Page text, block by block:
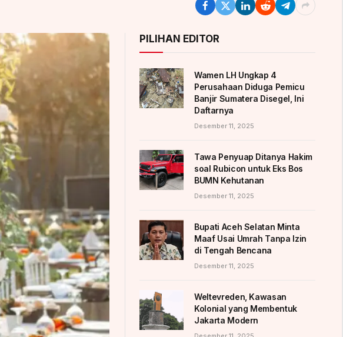
PILIHAN EDITOR
Wamen LH Ungkap 4
Perusahaan Diduga Pemicu
Banjir Sumatera Disegel, Ini
Daftarnya
Desember 11, 2025
Tawa Penyuap Ditanya Hakim
soal Rubicon untuk Eks Bos
BUMN Kehutanan
Desember 11, 2025
Bupati Aceh Selatan Minta
Maaf Usai Umrah Tanpa Izin
di Tengah Bencana
Desember 11, 2025
Weltevreden, Kawasan
Kolonial yang Membentuk
Jakarta Modern